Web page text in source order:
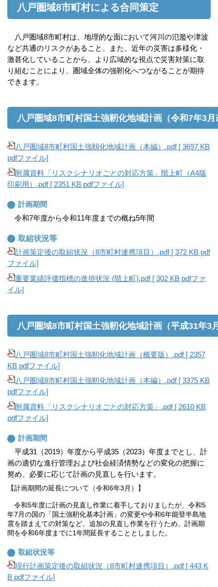
八戸圏域8市町村による合同策定
八戸圏域8市町村は、地理的な面において河川の氾濫や津波
など共通のリスクがあること、また、近年の災害は多様化・
激甚化していることから、より広域的な視点で災害対策に取
り組むことにより、圏域全体の強靭化へつながることが期待
できます。
八戸圏域8市町村国土強靭化地域計画（令和7年3月
八戸圏域8市町村国土強靱化地域計画（本編）.pdf [ 3697 KB
pdfファイル]
附属資料「リスクシナリオごとの対応方策」階上町（A4版
印刷用）.pdf [ 2351 KB pdfファイル]
計画期間
令和7年度から令和11年度までの概ね5年間
取組状況等
計画策定後の取組状況（8市町村連携項目）.pdf [ 372 KB pdf
ファイル]
重要業績評価指標の進捗状況 (階上町).pdf [ 302 KB pdfファ
イル]
八戸圏域8市町村国土強靭化地域計画（平成31年3
八戸圏域8市町村国土強靭化地域計画（概要版）.pdf [ 2357
KB pdfファイル]
八戸圏域8市町村国土強靭化地域計画（本編）.pdf [ 3375 KB
pdfファイル]
附属資料「リスクシナリオごとの対応方策」.pdf [ 2610 KB
pdfファイル]
計画期間
平成31（2019）年度から平成35（2023）年度までとし、計
画の適切な進行管理および社会経済情勢などの変化の把握に
努め、必要に応じて計画の見直しを行います。
【計画期間の延長について（令和6年3月）】
令和5年度に計画の見直し作業に着手しておりましたが、令和5
年7月の国の「国土強靭化基本計画」の変更や令和6年能登半島地
震を踏まえての対策など、追加の見直し作業を行うため、計画期
間を令和6年度までに1年間延長することとしました。
取組状況等
現行計画策定後の取組状況（8市町村連携項目）.pdf [ 443 K
B pdfファイル]